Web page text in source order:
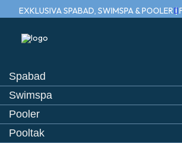
EXKLUSIVA SPABAD, SWIMSPA & POOLER |
Spabad
Swimspa
Pooler
Pooltak
Hem
Produkt Storlek
XL-Lounger 95 4,07 m 9,54 m 1,51 m